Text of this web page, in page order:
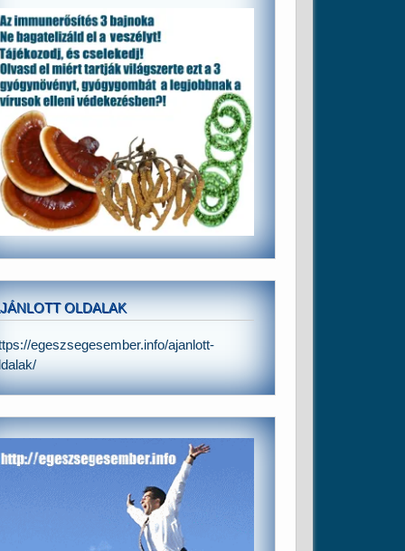
OLDALAK
egeszsegesember.info/ajanlott-